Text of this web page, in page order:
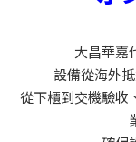
大昌華嘉
設備從海外
從下櫃到交機驗收